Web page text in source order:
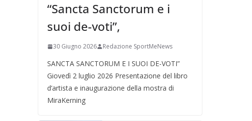
“Sancta Sanctorum e i
suoi de-voti”,
30 Giugno 2026 Redazione SportMeNews
SANCTA SANCTORUM E I SUOI DE-VOTI”
Giovedì 2 luglio 2026 Presentazione del libro
d’artista e inaugurazione della mostra di
MiraKerning